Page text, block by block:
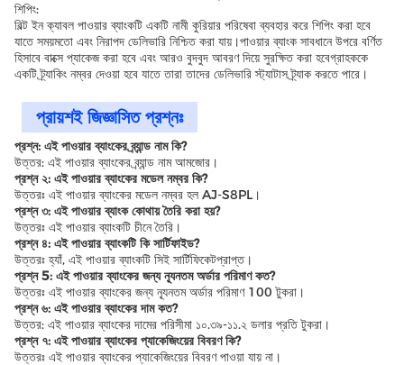
শিপিং:
বিল্ট ইন ক্যাবল পাওয়ার ব্যাংকটি একটি নামী কুরিয়ার পরিষেবা ব্যবহার করে শিপিং করা হবে
যাতে সময়মতো এবং নিরাপদ ডেলিভারি নিশ্চিত করা যায়।পাওয়ার ব্যাংক সাবধানে উপরে বর্ণিত
হিসাবে বাক্সে প্যাকেজ করা হবে এবং আরও বুদবুদ আবরণ দিয়ে সুরক্ষিত করা হবেগ্রাহককে
একটি ট্র্যাকিং নম্বর দেওয়া হবে যাতে তারা তাদের ডেলিভারি স্ট্যাটাস ট্র্যাক করতে পারে।
প্রায়শই জিজ্ঞাসিত প্রশ্নঃ
প্রশ্ন: এই পাওয়ার ব্যাংকের ব্র্যান্ড নাম কি?
উত্তর: এই পাওয়ার ব্যাংকের ব্র্যান্ড নাম আমজোর।
প্রশ্ন ২: এই পাওয়ার ব্যাংকের মডেল নম্বর কি?
উত্তরঃ এই পাওয়ার ব্যাংকের মডেল নম্বর হল AJ-S8PL।
প্রশ্ন ৩: এই পাওয়ার ব্যাংক কোথায় তৈরি করা হয়?
উত্তরঃ এই পাওয়ার ব্যাংকটি চীনে তৈরি।
প্রশ্ন ৪: এই পাওয়ার ব্যাংকটি কি সার্টিফাইড?
উত্তরঃ হ্যাঁ, এই পাওয়ার ব্যাংকটি সিই সার্টিফিকেটপ্রাপ্ত।
প্রশ্ন 5: এই পাওয়ার ব্যাংকের জন্য ন্যূনতম অর্ডার পরিমাণ কত?
উত্তরঃ এই পাওয়ার ব্যাংকের জন্য ন্যূনতম অর্ডার পরিমাণ 100 টুকরা।
প্রশ্ন ৬: এই পাওয়ার ব্যাংকের দাম কত?
উত্তর: এই পাওয়ার ব্যাংকের দামের পরিসীমা ১০.৩৯-১১.২ ডলার প্রতি টুকরা।
প্রশ্ন ৭: এই পাওয়ার ব্যাংকের প্যাকেজিংয়ের বিবরণ কি?
উত্তরঃ এই পাওয়ার ব্যাংকের প্যাকেজিংয়ের বিবরণ পাওয়া যায় না।